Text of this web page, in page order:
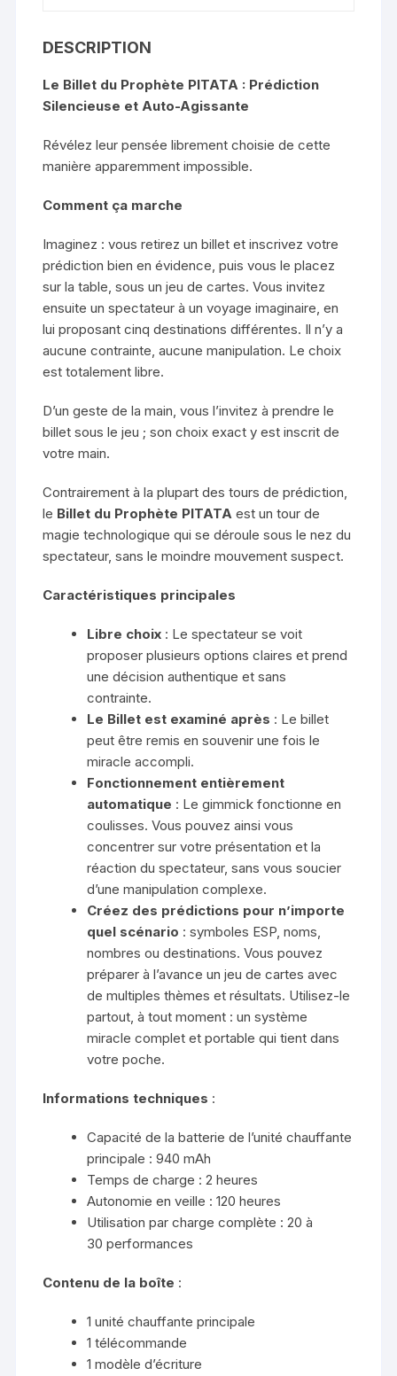
DESCRIPTION
Le Billet du Prophète PITATA : Prédiction
Silencieuse et Auto-Agissante
Révélez leur pensée librement choisie de cette
manière apparemment impossible.
Comment ça marche
Imaginez : vous retirez un billet et inscrivez votre
prédiction bien en évidence, puis vous le placez
sur la table, sous un jeu de cartes. Vous invitez
ensuite un spectateur à un voyage imaginaire, en
lui proposant cinq destinations différentes. Il n’y a
aucune contrainte, aucune manipulation. Le choix
est totalement libre.
D’un geste de la main, vous l’invitez à prendre le
billet sous le jeu ; son choix exact y est inscrit de
votre main.
Contrairement à la plupart des tours de prédiction,
le Billet du Prophète PITATA est un tour de
magie technologique qui se déroule sous le nez du
spectateur, sans le moindre mouvement suspect.
Caractéristiques principales
Libre choix : Le spectateur se voit
proposer plusieurs options claires et prend
une décision authentique et sans
contrainte.
Le Billet est examiné après : Le billet
peut être remis en souvenir une fois le
miracle accompli.
Fonctionnement entièrement
automatique : Le gimmick fonctionne en
coulisses. Vous pouvez ainsi vous
concentrer sur votre présentation et la
réaction du spectateur, sans vous soucier
d’une manipulation complexe.
Créez des prédictions pour n’importe
quel scénario : symboles ESP, noms,
nombres ou destinations. Vous pouvez
préparer à l’avance un jeu de cartes avec
de multiples thèmes et résultats. Utilisez-le
partout, à tout moment : un système
miracle complet et portable qui tient dans
votre poche.
Informations techniques :
Capacité de la batterie de l’unité chauffante
principale : 940 mAh
Temps de charge : 2 heures
Autonomie en veille : 120 heures
Utilisation par charge complète : 20 à
30 performances
Contenu de la boîte :
1 unité chauffante principale
1 télécommande
1 modèle d’écriture